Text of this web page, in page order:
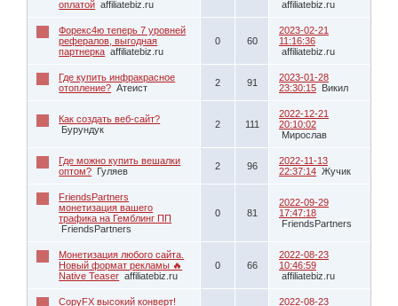
оплатой affiliatebiz.ru
affiliatebiz.ru
Форекс4ю теперь 7 уровней
рефералов, выгодная
партнерка affiliatebiz.ru
0 60
2023-02-21
11:16:36
affiliatebiz.ru
Где купить инфракрасное
отопление? Атеист 2 91
2023-01-28
23:30:15 Викил
Как создать веб-сайт?
Бурундук
2 111
2022-12-21
20:10:02
Мирослав
Где можно купить вешалки
оптом? Гуляев 2 96
2022-11-13
22:37:14 Жучик
FriendsPartners
монетизация вашего
трафика на Гемблинг ПП
FriendsPartners
0 81
2022-09-29
17:47:18
FriendsPartners
Монетизация любого сайта.
Новый формат рекламы 🔥
Native Teaser affiliatebiz.ru
0 66
2022-08-23
10:46:59
affiliatebiz.ru
CopyFX высокий конверт!
2022-08-23